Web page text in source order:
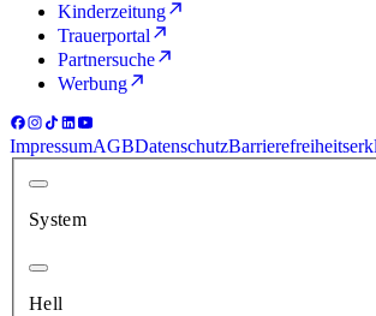
Kinderzeitung
Trauerportal
Partnersuche
Werbung
ImpressumAGBDatenschutz
System
Hell